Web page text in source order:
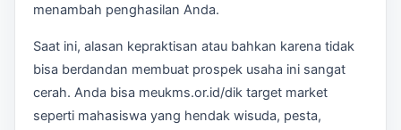
menambah penghasilan Anda.
Saat ini, alasan kepraktisan atau bahkan karena tidak
bisa berdandan membuat prospek usaha ini sangat
cerah. Anda bisa meukms.or.id/dik target market
seperti mahasiswa yang hendak wisuda, pesta,